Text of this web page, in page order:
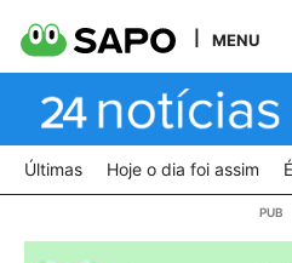
MENU
Últimas Hoje o dia foi assim